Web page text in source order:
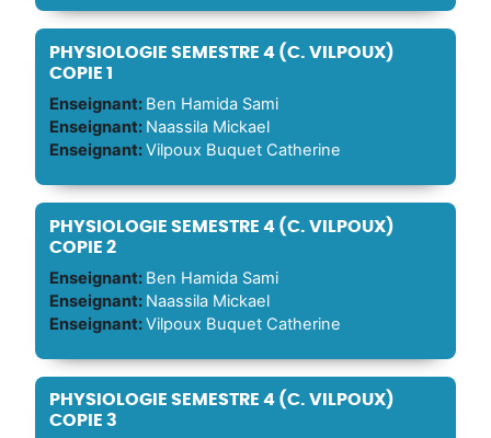
PHYSIOLOGIE SEMESTRE 4 (C. VILPOUX)
COPIE 1
Enseignant: Ben Hamida Sami
Enseignant: Naassila Mickael
Enseignant:Vilpoux Buquet Catherine
PHYSIOLOGIE SEMESTRE 4 (C. VILPOUX)
COPIE 2
Enseignant: Ben Hamida Sami
Enseignant: Naassila Mickael
Enseignant:Vilpoux Buquet Catherine
PHYSIOLOGIE SEMESTRE 4 (C. VILPOUX)
COPIE 3